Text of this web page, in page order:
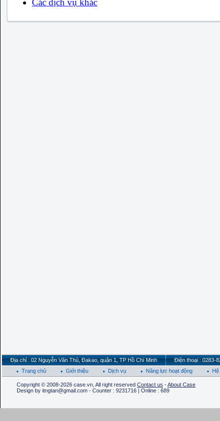
Các dịch vụ khác
Địa chỉ : 02 Nguyễn Văn Thủ, Đakao, quận 1, TP Hồ Chí Minh
Điện thoại : 0283-
Trang chủ
Giới thiệu Dịch vụ Năng lực hoạt động
Copyright © 2008-2026 case.vn, All right reserved Contact us -About Case
Design by itngtan@gmail.com - Counter : 9231716 | Online : 689